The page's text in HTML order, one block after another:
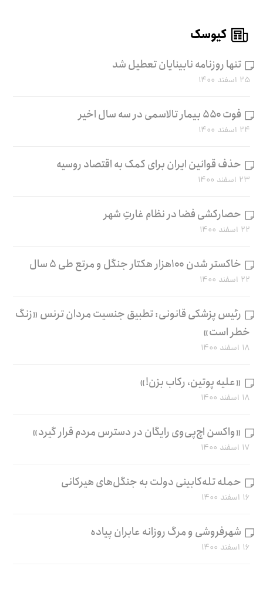
کیوسک
تنها روزنامه نابینایان تعطیل شد
۲۵ اسفند ۱۴۰۰
فوت ۵۵۰ بیمار تالاسمی در سه سال اخیر
۲۴ اسفند ۱۴۰۰
حذف قوانین ایران برای کمک به اقتصاد روسیه
۲۳ اسفند ۱۴۰۰
حصارکشی فضا در نظام غارتِ شهر
۲۲ اسفند ۱۴۰۰
خاکستر شدن ۱۰۰هزار هکتار جنگل و مرتع طی ۵ سال
۲۲ اسفند ۱۴۰۰
رئیس پزشکی قانونی: تطبیق جنسیت مردان ترنس «زنگ
خطر است»
۱۸ اسفند ۱۴۰۰
«علیه پوتین، رکاب بزن!»
۱۸ اسفند ۱۴۰۰
«واکسن اچ‌پی‌وی رایگان در دسترس مردم قرار گیرد»
۱۷ اسفند ۱۴۰۰
حمله تله‌کابینی دولت به جنگل‌های هیرکانی
۱۶ اسفند ۱۴۰۰
شهرفروشی و مرگ روزانه عابران پیاده
۱۶ اسفند ۱۴۰۰